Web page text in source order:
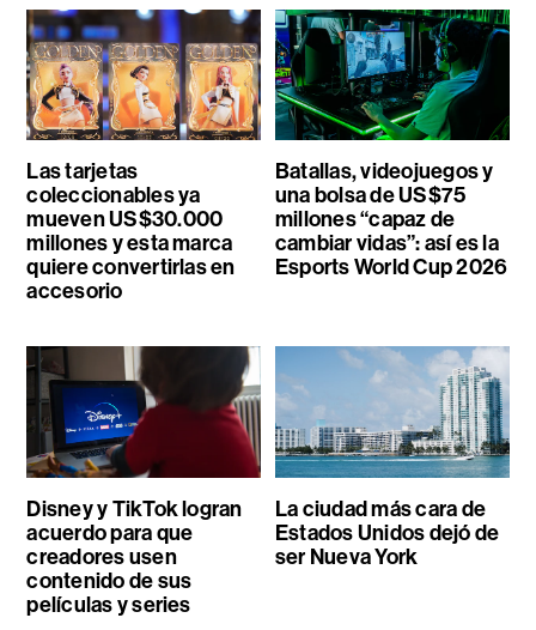
Las tarjetas
coleccionables ya
mueven US$30.000
millones y esta marca
quiere convertirlas en
accesorio
Batallas, videojuegos y
una bolsa de US$75
millones “capaz de
cambiar vidas”: así es la
Esports World Cup 2026
Disney y TikTok logran
acuerdo para que
creadores usen
contenido de sus
películas y series
La ciudad más cara de
Estados Unidos dejó de
ser Nueva York